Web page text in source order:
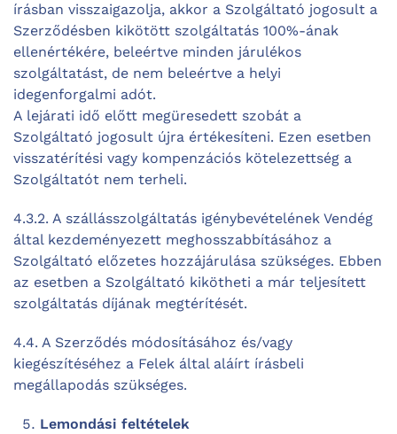
írásban visszaigazolja, akkor a Szolgáltató jogosult a
Szerződésben kikötött szolgáltatás 100%-ának
ellenértékére, beleértve minden járulékos
szolgáltatást, de nem beleértve a helyi
idegenforgalmi adót.
A lejárati idő előtt megüresedett szobát a
Szolgáltató jogosult újra értékesíteni. Ezen esetben
visszatérítési vagy kompenzációs kötelezettség a
Szolgáltatót nem terheli.
4.3.2. A szállásszolgáltatás igénybevételének Vendég
által kezdeményezett meghosszabbításához a
Szolgáltató előzetes hozzájárulása szükséges. Ebben
az esetben a Szolgáltató kikötheti a már teljesített
szolgáltatás díjának megtérítését.
4.4. A Szerződés módosításához és/vagy
kiegészítéséhez a Felek által aláírt írásbeli
megállapodás szükséges.
Lemondási feltételek